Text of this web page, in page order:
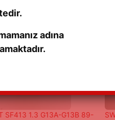
SF413 1.3 G13A-G13B 89-
adına